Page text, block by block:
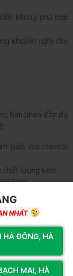
không phù hợp
khuyến nghị cho
bàn phím đầy đủ
pad, mechanical
chất lượng kém.
rung.
50×25mm dày ít
thêm thanh chéo
NHẤT
HÀ ĐÔNG, HÀ
MAI, HÀ